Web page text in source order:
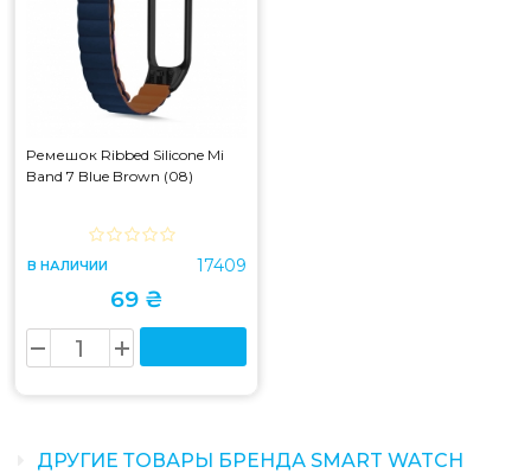
Ремешок Ribbed Silicone Mi
Band 7 Blue Brown (08)
В НАЛИЧИИ 17409
69 ₴
ДРУГИЕ ТОВАРЫ БРЕНДА SMART WATCH